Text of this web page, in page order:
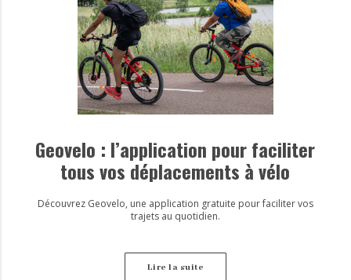
Geovelo : l’application pour faciliter
tous vos déplacements à vélo
Découvrez Geovelo, une application gratuite pour faciliter vos
trajets au quotidien.
Lire la suite